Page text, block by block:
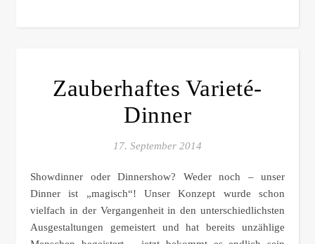
Zauberhaftes Varieté-
Dinner
17. September 2014
Showdinner oder Dinnershow? Weder noch – unser
Dinner ist „magisch“! Unser Konzept wurde schon
vielfach in der Vergangenheit in den unterschiedlichsten
Ausgestaltungen gemeistert und hat bereits unzählige